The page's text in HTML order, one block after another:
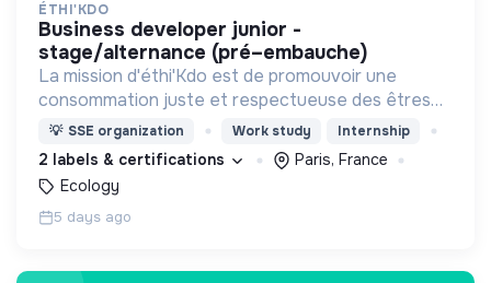
ÉTHI'KDO
business developer junior -
stage/alternance (pré–embauche)
La mission d'éthi'Kdo est de promouvoir une
consommation juste et respectueuse des êtres
vivants et de la planète
💡 SSE organization Work study Internship
2 labels & certifications
Paris, France
Ecology
5 days ago